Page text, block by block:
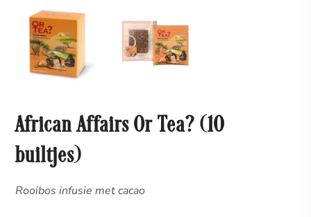
African Affairs Or Tea? (10
builtjes)
Rooibos infusie met cacao